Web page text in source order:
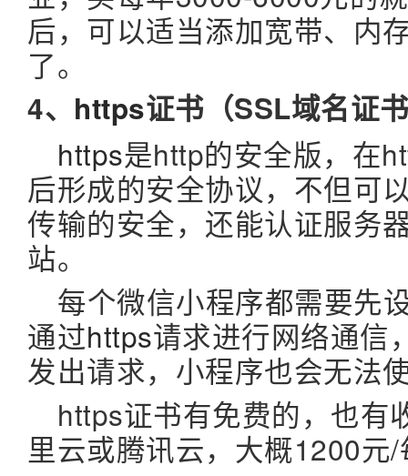
后，可以适当添加宽带、内
了。
4、 https证书（SSL域名证
https是http的安全版，在
后形成的安全协议，不但可
传输的安全，还能认证服务
站。
每个微信小程序都需要先
通过https请求进行网络通信
发出请求，小程序也会无法
https证书有免费的，也有
里云或腾讯云，大概1200元